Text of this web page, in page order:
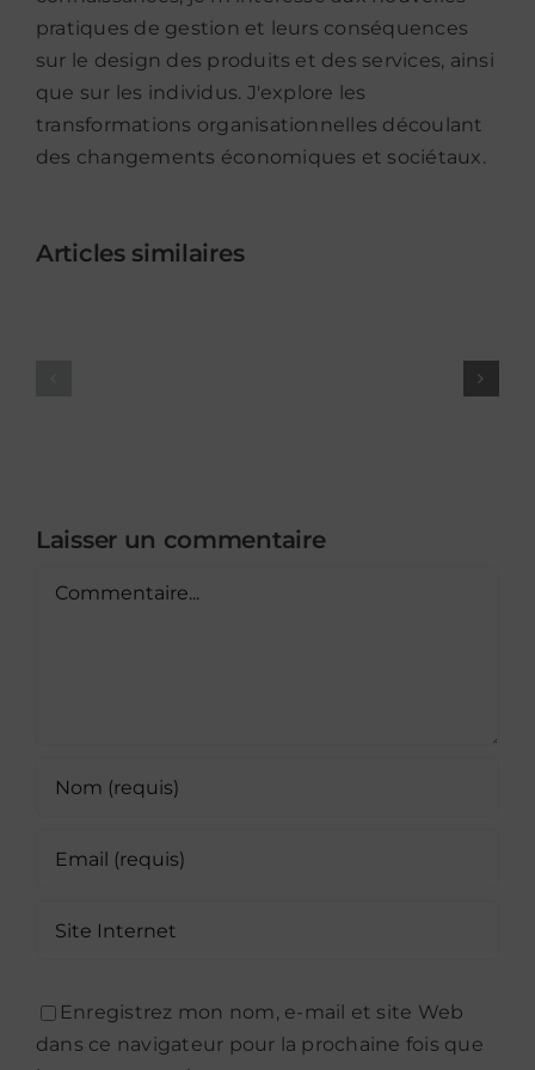
pratiques de gestion et leurs conséquences
sur le design des produits et des services, ainsi
que sur les individus. J'explore les
transformations organisationnelles découlant
des changements économiques et sociétaux.
Articles similaires
colloque
Laisser un commentaire
Commentaire
Enregistrez mon nom, e-mail et site Web
dans ce navigateur pour la prochaine fois que